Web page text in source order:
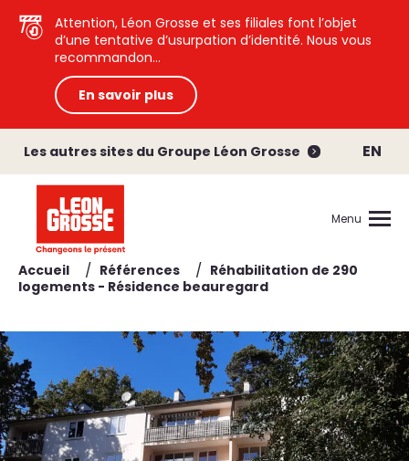
Attention, Léon Grosse et ses filiales font l’objet
d’une tentative d’usurpation d’identité. Nous vous
recommandon...
En savoir plus
Les autres sites du Groupe Léon Grosse EN
Menu
Accueil / Références / Réhabilitation de 290
logements - Résidence beauregard